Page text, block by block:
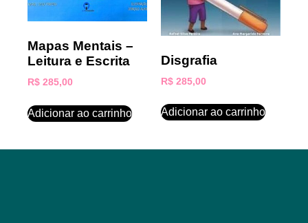
Mapas Mentais –
Leitura e Escrita
R$ 285,00
Adicionar ao carrinho
Disgrafia
R$ 285,00
Adicionar ao carrinho